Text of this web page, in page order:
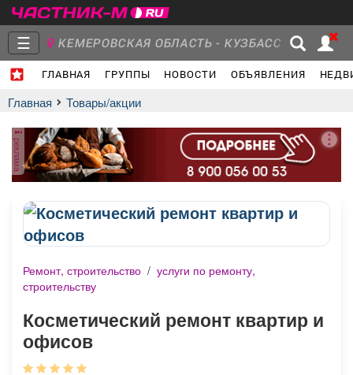
☰ КЕМЕРОВСКАЯ ОБЛАСТЬ - КУЗБАСС
ГЛАВНАЯ ГРУППЫ НОВОСТИ ОБЪЯВЛЕНИЯ
Главная
Объявления Недвижимость Услуги
Работа Транспорт Компании
Афиша
Главная Товары/акции
реклама
Ремонт, строительство / услуги по ремонту,
строительству
Косметический ремонт квартир и
офисов